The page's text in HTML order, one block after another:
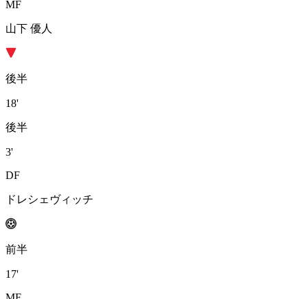
MF
山下 優人
後半
18'
後半
3'
DF
ドレシェヴィッチ
前半
17'